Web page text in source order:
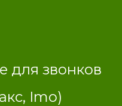
для звонков
Imo)